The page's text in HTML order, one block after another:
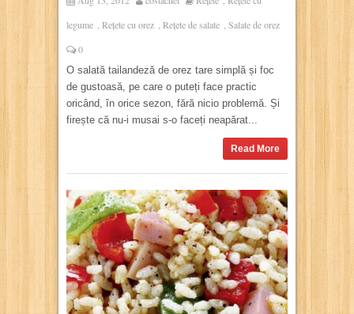
legume
Rețete cu orez Rețete de salate
Salate de orez
0
O salată tailandeză de orez tare simplă și foc
de gustoasă, pe care o puteți face practic
oricând, în orice sezon, fără nicio problemă. Și
firește că nu-i musai s-o faceți neapărat...
Read More